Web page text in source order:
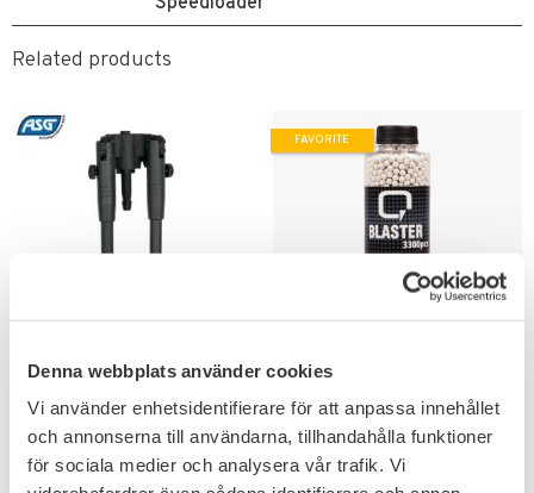
Denna webbplats använder cookies
Vi använder enhetsidentifierare för att anpassa innehållet
och annonserna till användarna, tillhandahålla funktioner
för sociala medier och analysera vår trafik. Vi
Related products
ASG Bipod, AW .308,
Metall
ASG Airsoft BB Q
Blaster 3300 kulor
Passar låg effekt & fjäderdrivna
Airsoft replikor.
143KR
FAVORITE